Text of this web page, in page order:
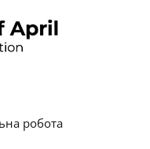
робота